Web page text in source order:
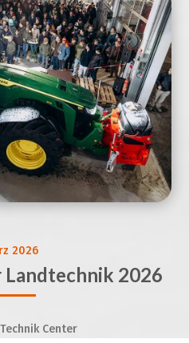
2026
Landtechnik 2026
Center